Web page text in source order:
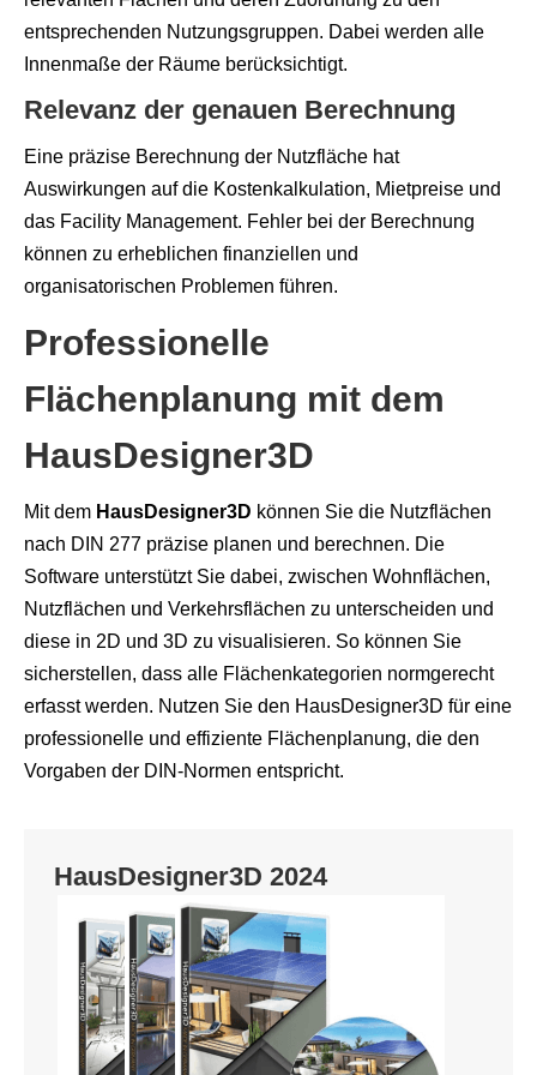
entsprechenden Nutzungsgruppen. Dabei werden alle
Innenmaße der Räume berücksichtigt.
Relevanz der genauen Berechnung
Eine präzise Berechnung der Nutzfläche hat
Auswirkungen auf die Kostenkalkulation, Mietpreise und
das Facility Management. Fehler bei der Berechnung
können zu erheblichen finanziellen und
organisatorischen Problemen führen.
Professionelle
Flächenplanung mit dem
HausDesigner3D
Mit dem HausDesigner3D können Sie die Nutzflächen
nach DIN 277 präzise planen und berechnen. Die
Software unterstützt Sie dabei, zwischen Wohnflächen,
Nutzflächen und Verkehrsflächen zu unterscheiden und
diese in 2D und 3D zu visualisieren. So können Sie
sicherstellen, dass alle Flächenkategorien normgerecht
erfasst werden. Nutzen Sie den HausDesigner3D für eine
professionelle und effiziente Flächenplanung, die den
Vorgaben der DIN-Normen entspricht.
HausDesigner3D 2024